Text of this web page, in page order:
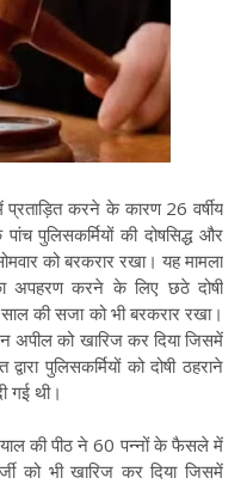
प्रताड़ित करने के कारण 26 वर्षीय
पुलिसकर्मियों की दोषसिद्ध और
को बरकरार रखा। यह मामला
अपहरण करने के लिए छठे दोषी
की सजा को भी बरकरार रखा।
अपील को खारिज कर दिया जिसमें
पुलिसकर्मियों को दोषी ठहराने
गई थी।
दयाल की पीठ ने 60 पन्नों के फैसले में
को भी खारिज कर दिया जिसमें